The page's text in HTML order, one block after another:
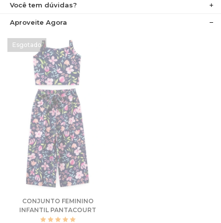
Você tem dúvidas?
Aproveite Agora
CONJUNTO FEMININO
INFANTIL PANTACOURT
FLORAL